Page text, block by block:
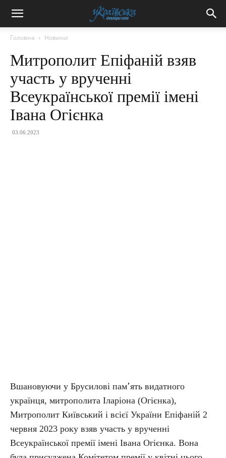
Головна Новини
Митрополит Епіфаній взяв
участь у врученні
Всеукраїнської премії імені
Івана Огієнка
03.06.2023
Вшановуючи у Брусилові пам՚ять видатного
українця, митрополита Іларіона (Огієнка),
Митрополит Київський і всієї України Епіфаній 2
червня 2023 року взяв участь у врученні
Всеукраїнської премії імені Івана Огієнка. Вона